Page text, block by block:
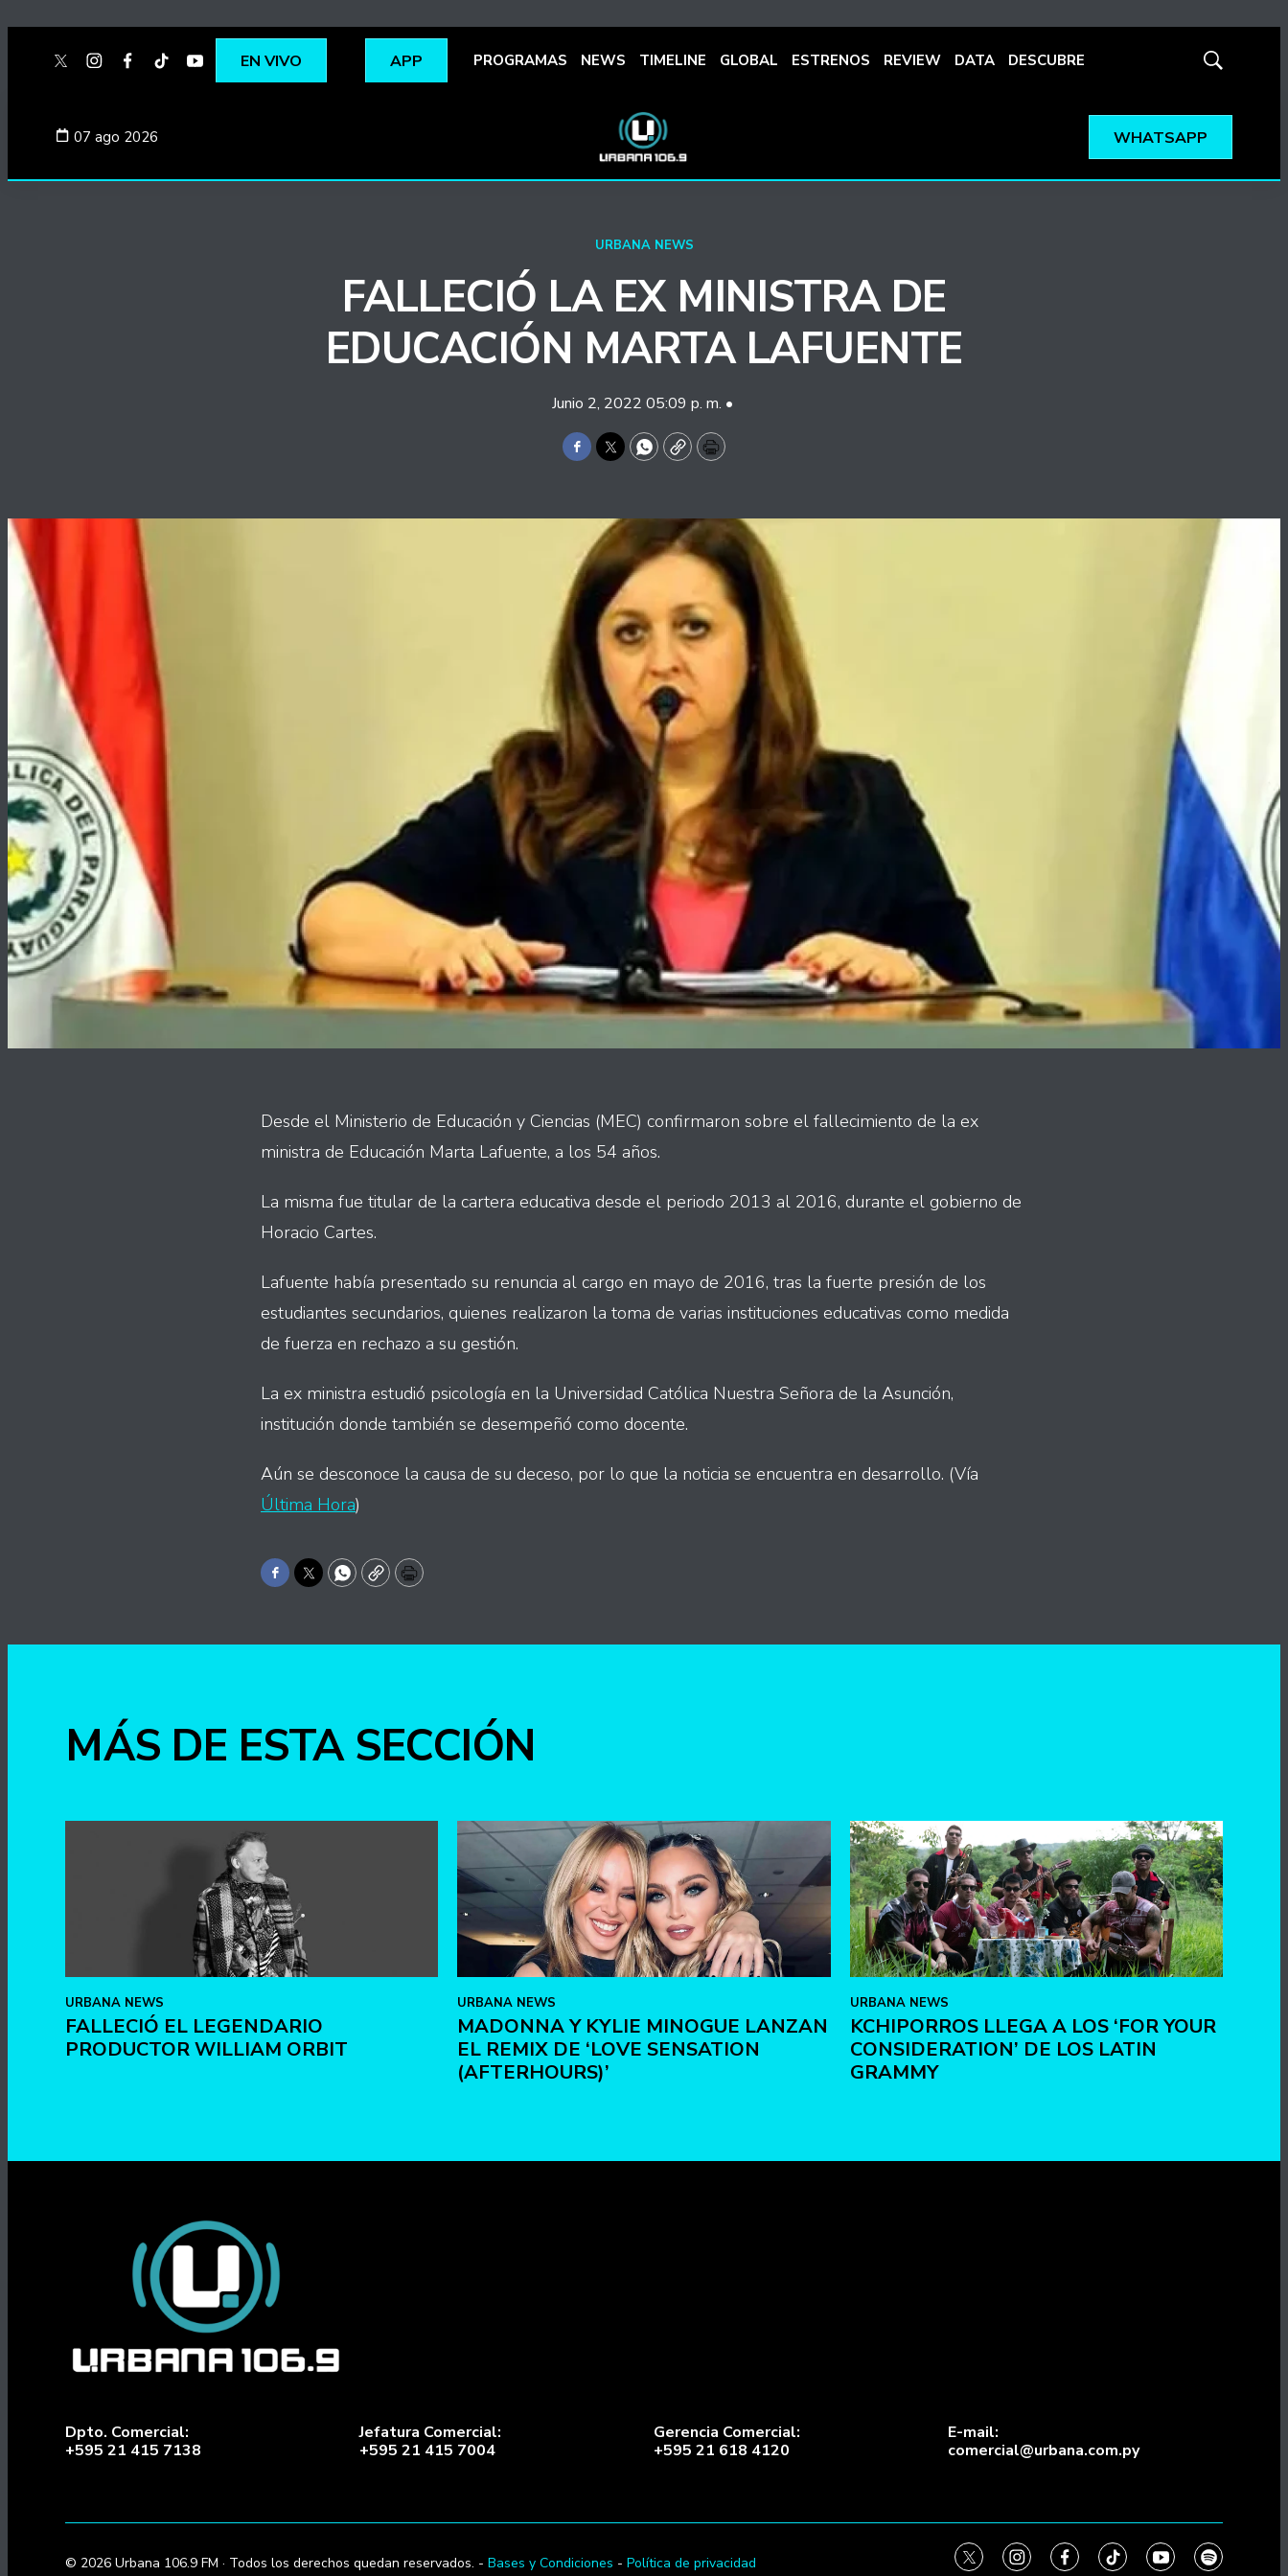
twitterinstagram
facebook
tiktokyoutubespotify
EN VIVO APP PROGRAMAS NEWS TIMELINE GLOBAL ESTRENOS REVIEW DATA DESCUBRE
Mostrar
07 ago 2026 WHATSAPP
URBANA NEWS
FALLECIÓ LA EX MINISTRA DE
EDUCACIÓN MARTA LAFUENTE
Junio 2, 2022 05:09 p. m. •
Facebook
TwitterWhatsApp
CopyPrint
Desde el Ministerio de Educación y Ciencias (MEC) confirmaron sobre el fallecimiento de la ex
ministra de Educación Marta Lafuente, a los 54 años.
La misma fue titular de la cartera educativa desde el periodo 2013 al 2016, durante el gobierno de
Horacio Cartes.
Lafuente había presentado su renuncia al cargo en mayo de 2016, tras la fuerte presión de los
estudiantes secundarios, quienes realizaron la toma de varias instituciones educativas como medida
de fuerza en rechazo a su gestión.
La ex ministra estudió psicología en la Universidad Católica Nuestra Señora de la Asunción,
institución donde también se desempeñó como docente.
Aún se desconoce la causa de su deceso, por lo que la noticia se encuentra en desarrollo. (Vía
Última Hora)
Facebook
TwitterWhatsApp
CopyPrint
MÁS DE ESTA SECCIÓN
URBANA NEWS
FALLECIÓ EL LEGENDARIO
PRODUCTOR WILLIAM ORBIT
URBANA NEWS
MADONNA Y KYLIE MINOGUE LANZAN
EL REMIX DE ‘LOVE SENSATION
(AFTERHOURS)’
URBANA NEWS
KCHIPORROS LLEGA A LOS ‘FOR YOUR
CONSIDERATION’ DE LOS LATIN
GRAMMY
Dpto. Comercial:
+595 21 415 7138
Jefatura Comercial:
+595 21 415 7004
Gerencia Comercial:
+595 21 618 4120
E-mail:
comercial@urbana.com.py
© 2026 Urbana 106.9 FM · Todos los derechos quedan reservados. - Bases y Condiciones - Política de privacidad twitterinstagramfacebooktiktokyoutubespotify